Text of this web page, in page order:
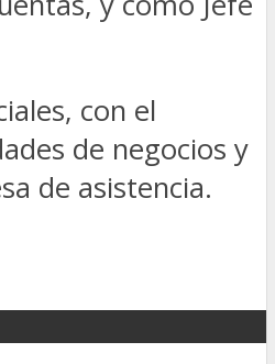
con el
de negocios y
de asistencia.